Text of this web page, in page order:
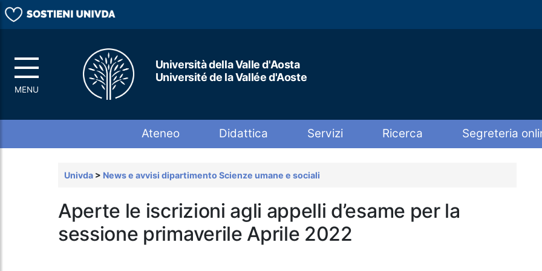
Università della Valle d'Aosta
Université de la Vallée d'Aoste
Ateneo Didattica Servizi Ricerca Segreteria
Univda > News e avvisi dipartimento Scienze umane e sociali
Aperte le iscrizioni agli appelli d’esame per la
sessione primaverile Aprile 2022